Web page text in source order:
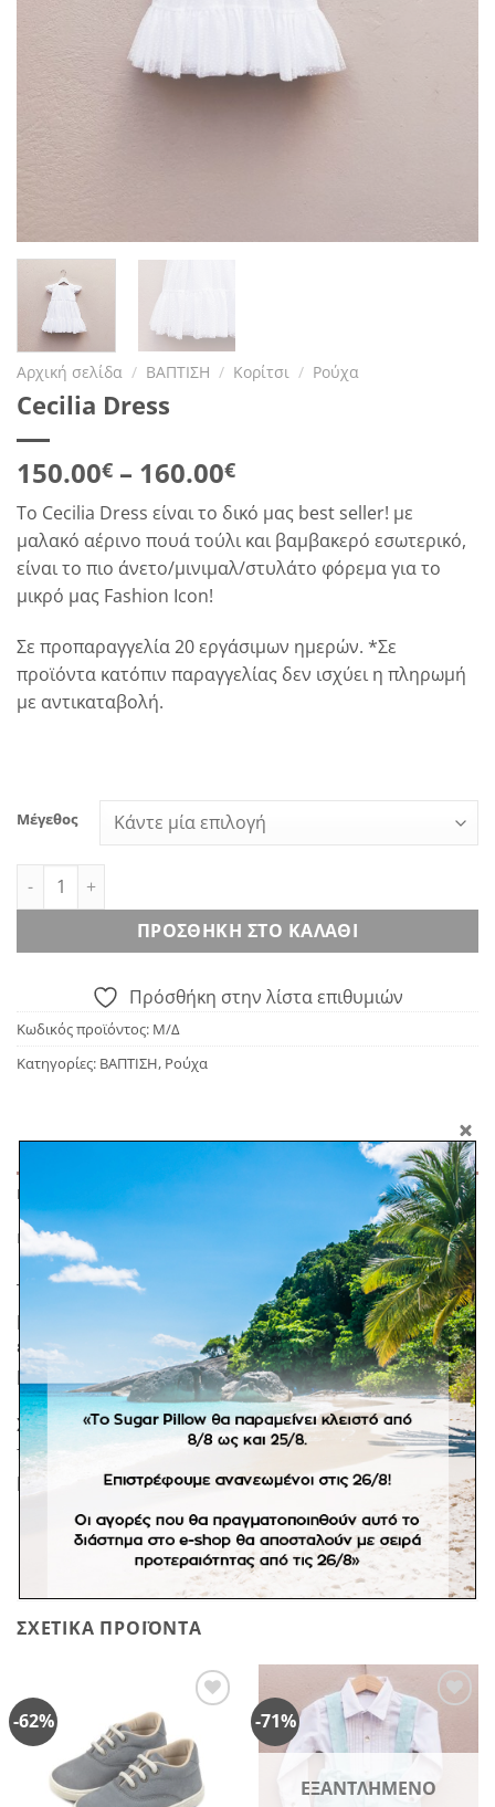
Αρχική σελίδα / ΒΑΠΤΙΣΗ / Κορίτσι / Ρούχα
Cecilia Dress
150.00€ – 160.00€Price
range:
150.00€
through
160.00€
To Cecilia Dress είναι το δικό μας best seller! με
μαλακό αέρινo πουά τούλι και βαμβακερό εσωτερικό,
είναι το πιο άνετο/μινιμαλ/στυλάτο φόρεμα για το
μικρό μας Fashion Icon!
Σε προπαραγγελία 20 εργάσιμων ημερών. *Σε
προϊόντα κατόπιν παραγγελίας δεν ισχύει η πληρωμή
με αντικαταβολή.
Μέγεθος
Cecilia Dress ποσότητα
ΠΡΟΣΘΉΚΗ ΣΤΟ ΚΑΛΆΘΙ
Πρόσθήκη στην λίστα επιθυμιών
Κωδικός προϊόντος: Μ/Δ
Κατηγορίες: ΒΑΠΤΙΣΗ, Ρούχα
ΠΕΡΙΓΡΑΦΉ
ΕΠΙΠΛΈΟΝ ΠΛΗΡΟΦΟΡΊΕΣ
To Cecilia Dress είναι το δικό μας best seller! με
μαλακό αέρινo πουά τούλι και βαμβακερό εσωτερικό,
είναι το πιο άνετο/μινιμαλ/στυλάτο φόρεμα για το
μικρό μας Fashion Icon!
Σε προπαραγγελία 20 εργάσιμων ημερών. *Σε
προϊόντα κατόπιν παραγγελίας δεν ισχύει η πληρωμή
με αντικαταβολή.
ΣΧΕΤΙΚΆ ΠΡΟΪΌΝΤΑ
-62%
Πρόσθήκη
στην
λίστα
επιθυμιών
-71%
Πρόσθήκη
στην
λίστα
ΕΞΑΝΤΛΗΜΈΝΟ